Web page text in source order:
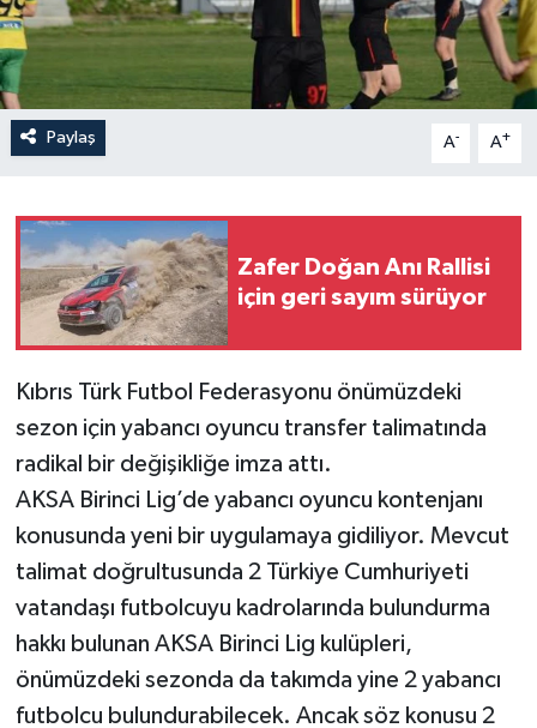
Paylaş A- A+
Zafer Doğan Anı Rallisi
için geri sayım sürüyor
Kıbrıs Türk Futbol Federasyonu önümüzdeki
sezon için yabancı oyuncu transfer talimatında
radikal bir değişikliğe imza attı.
AKSA Birinci Lig’de yabancı oyuncu kontenjanı
konusunda yeni bir uygulamaya gidiliyor. Mevcut
talimat doğrultusunda 2 Türkiye Cumhuriyeti
vatandaşı futbolcuyu kadrolarında bulundurma
hakkı bulunan AKSA Birinci Lig kulüpleri,
önümüzdeki sezonda da takımda yine 2 yabancı
futbolcu bulundurabilecek. Ancak söz konusu 2